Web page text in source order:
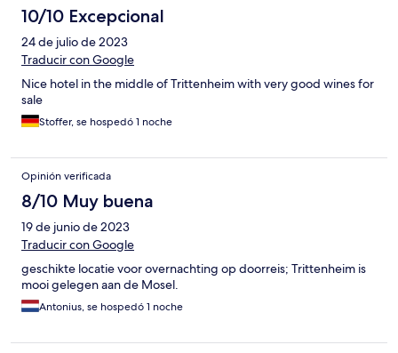
10/10 Excepcional
24 de julio de 2023
Traducir con Google
Nice hotel in the middle of Trittenheim with very good wines for
sale
Stoffer, se hospedó 1 noche
Opinión verificada
8/10 Muy buena
19 de junio de 2023
Traducir con Google
geschikte locatie voor overnachting op doorreis; Trittenheim is
mooi gelegen aan de Mosel.
Antonius, se hospedó 1 noche